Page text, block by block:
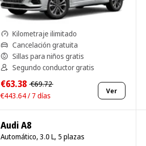
Kilometraje ilimitado
Cancelación gratuita
Sillas para niños gratis
Segundo conductor gratis
€63.38 €69.72
€443.64 / 7 días
Ver
Audi A8
Automático, 3.0 L, 5 plazas